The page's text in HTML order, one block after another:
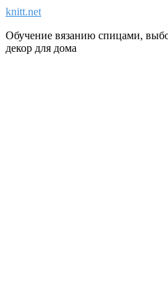
knitt.net
Обучение вязанию спицами,
декор для дома